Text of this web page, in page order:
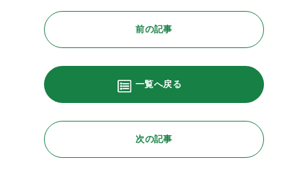
前の記事
一覧へ戻る
次の記事